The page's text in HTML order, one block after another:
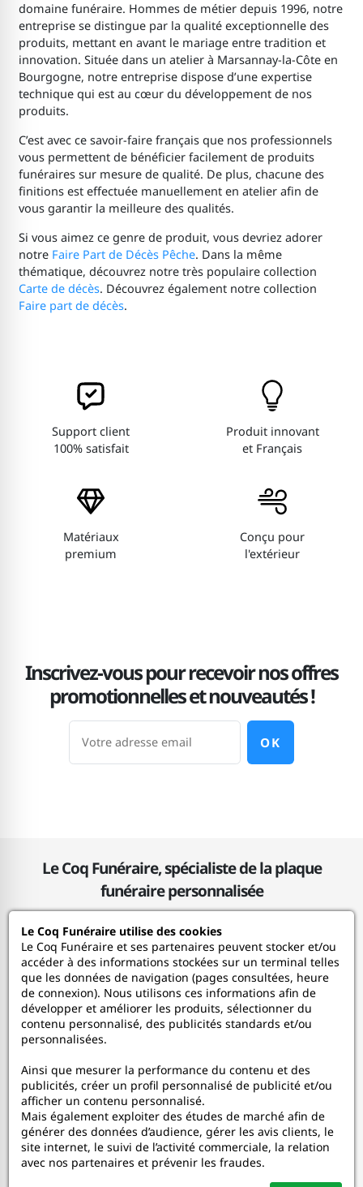
domaine funéraire. Hommes de métier depuis 1996, notre
entreprise se distingue par la qualité exceptionnelle des
produits, mettant en avant le mariage entre tradition et
innovation. Située dans un atelier à Marsannay-la-Côte en
Bourgogne, notre entreprise dispose d’une expertise
technique qui est au cœur du développement de nos
produits.
C’est avec ce savoir-faire français que nos professionnels
vous permettent de bénéficier facilement de produits
funéraires sur mesure de qualité. De plus, chacune des
finitions est effectuée manuellement en atelier afin de
vous garantir la meilleure des qualités.
Si vous aimez ce genre de produit, vous devriez adorer
notre Faire Part de Décès Pêche. Dans la même
thématique, découvrez notre très populaire collection
Carte de décès. Découvrez également notre collection
Faire part de décès.
Support client
100% satisfait
Produit innovant
et Français
Matériaux
premium
Conçu pour
l'extérieur
Inscrivez-vous pour recevoir nos offres
promotionnelles et nouveautés !
OK
Le Coq Funéraire, spécialiste de la plaque
funéraire personnalisée
Le Coq Funéraire
Nos services
Mon Compte
Aide
A propos
Le Coq Funéraire utilise des cookies
Le Coq Funéraire et ses partenaires peuvent stocker et/ou
accéder à des informations stockées sur un terminal telles
que les données de navigation (pages consultées, heure
de connexion). Nous utilisons ces informations afin de
développer et améliorer les produits, sélectionner du
contenu personnalisé, des publicités standards et/ou
personnalisées.
Ainsi que mesurer la performance du contenu et des
publicités, créer un profil personnalisé de publicité et/ou
afficher un contenu personnalisé.
Mais également exploiter des études de marché afin de
générer des données d’audience, gérer les avis clients, le
site internet, le suivi de l’activité commerciale, la relation
avec nos partenaires et prévenir les fraudes.